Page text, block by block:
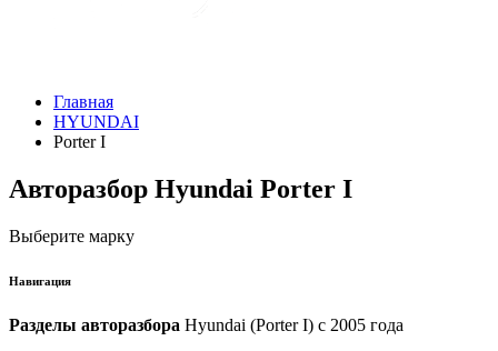
Главная
HYUNDAI
Porter I
Авторазбор Hyundai Porter I
Выберите марку
Навигация
Разделы авторазбора Hyundai (Porter I) с 2005 года